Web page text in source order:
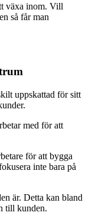
växa inom. Vill
så får man
uppskattad för sitt
med för att
för att bygga
inte bara på
är. Detta kan bland
till kunden.